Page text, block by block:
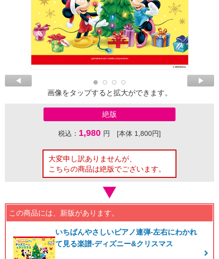
画像をタップすると拡大ができます。
絶版
税込： 1,980 円 [本体 1,800円]
大変申し訳ありませんが、
こちらの商品は絶版でございます。
この商品には、新版があります。
いちばんやさしいピアノ連弾-左右にわかれ
て見る楽譜-ディズニー&クリスマス